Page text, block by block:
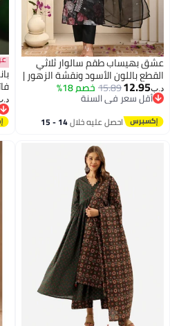
عشق بهيساب طقم سالوار ثلاثي
القطع باللون الأسود ونقشة الزهور |
طقم كورتا من الأورجانزا المزين
بالدانتيل ومبطن | فستان باكستاني
بتصميم راقٍ، بقصة مستقيمة وياقة
على شكل حرف V
د.ب‏12.95
15.89خصم 18%
أقل سعر في السنة
أقل سعر في السنة
احصل عليه خلال 14 - 15